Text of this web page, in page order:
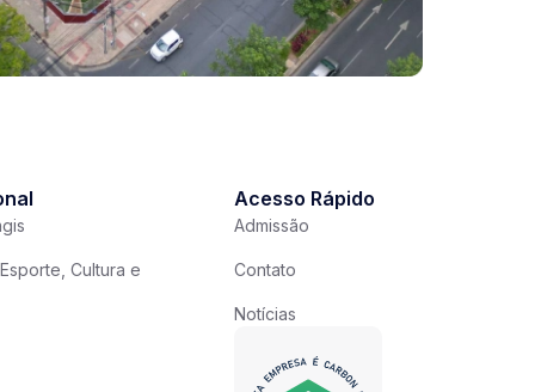
Cultura e
Acesso Rápido
Admissão
Contato
Notícias